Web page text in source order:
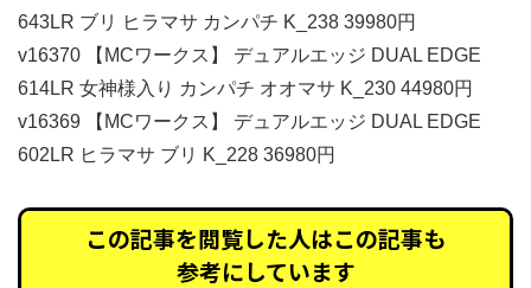
643LR ブリ ヒラマサ カンパチ K_238 39980円
v16370 【MCワークス】 デュアルエッジ DUAL EDGE
614LR 女神様入り カンパチ オオマサ K_230 44980円
v16369 【MCワークス】 デュアルエッジ DUAL EDGE
602LR ヒラマサ ブリ K_228 36980円
この記事を閲覧した人はこの記事も
参考にしています